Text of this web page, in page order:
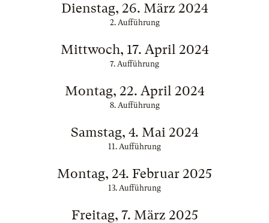
Dienstag, 26. März 2024
2. Aufführung
Mittwoch, 17. April 2024
7. Aufführung
Montag, 22. April 2024
8. Aufführung
Samstag, 4. Mai 2024
11. Aufführung
Montag, 24. Februar 2025
13. Aufführung
Freitag, 7. März 2025